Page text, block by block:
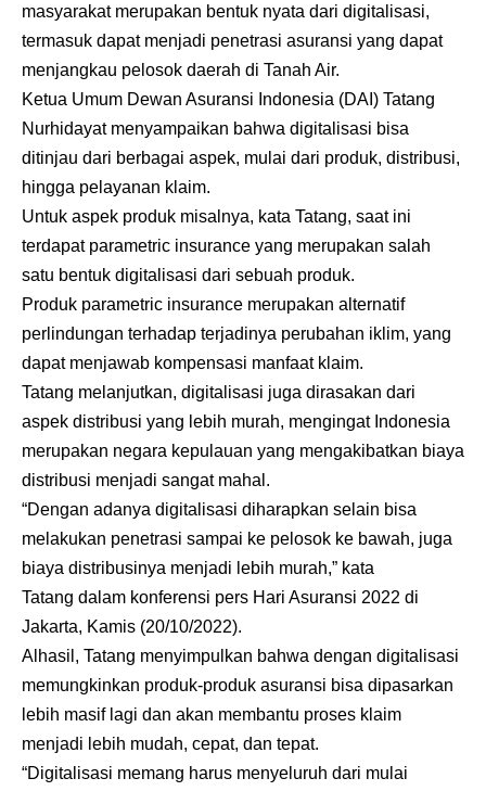
masyarakat merupakan bentuk nyata dari digitalisasi,
termasuk dapat menjadi penetrasi asuransi yang dapat
menjangkau pelosok daerah di Tanah Air.
Ketua Umum Dewan Asuransi Indonesia (DAI) Tatang
Nurhidayat menyampaikan bahwa digitalisasi bisa
ditinjau dari berbagai aspek, mulai dari produk, distribusi,
hingga pelayanan klaim.
Untuk aspek produk misalnya, kata Tatang, saat ini
terdapat parametric insurance yang merupakan salah
satu bentuk digitalisasi dari sebuah produk.
Produk parametric insurance merupakan alternatif
perlindungan terhadap terjadinya perubahan iklim, yang
dapat menjawab kompensasi manfaat klaim.
Tatang melanjutkan, digitalisasi juga dirasakan dari
aspek distribusi yang lebih murah, mengingat Indonesia
merupakan negara kepulauan yang mengakibatkan biaya
distribusi menjadi sangat mahal.
“Dengan adanya digitalisasi diharapkan selain bisa
melakukan penetrasi sampai ke pelosok ke bawah, juga
biaya distribusinya menjadi lebih murah,” kata
Tatang dalam konferensi pers Hari Asuransi 2022 di
Jakarta, Kamis (20/10/2022).
Alhasil, Tatang menyimpulkan bahwa dengan digitalisasi
memungkinkan produk-produk asuransi bisa dipasarkan
lebih masif lagi dan akan membantu proses klaim
menjadi lebih mudah, cepat, dan tepat.
“Digitalisasi memang harus menyeluruh dari mulai